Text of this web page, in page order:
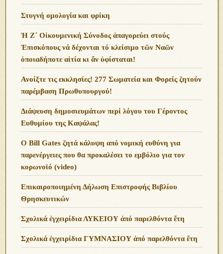
Στυγνή ομολογία και φρίκη
Ἡ Ζ΄ Οἰκουμενική Σύνοδος ἀπαγορεύει στούς
Ἐπισκόπους νά δέχονται τό κλείσιμο τῶν Ναῶν
ὁποιαδήποτε αἰτία κι ἄν ὑφίσταται!
Ανoίξτε τις εκκλησίες! 277 Σωματεία και Φορείς ζητούν
παρέμβαση Πρωθυπουργού!
Διάψευση δημοσιευμάτων περί λόγου του Γέροντος
Ευθυμίου της Καψάλας!
O Bill Gates ζητά κάλυψη από νομική ευθύνη για
παρενέργειες που θα προκαλέσει το εμβόλιο για τον
κορωνοϊό (video)
Επικαιροποιημένη Δήλωση Επιστροφής Βιβλίου
Θρησκευτικών
Σχολικά ἐγχειρίδια ΛΥΚΕΙΟΥ ἀπό παρελθόντα ἔτη
Σχολικά ἐγχειρίδια ΓΥΜΝΑΣΙΟΥ ἀπό παρελθόντα ἔτη